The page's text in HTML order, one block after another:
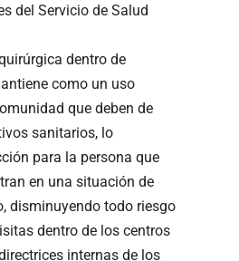
del Servicio de Salud
dentro de
como un uso
que deben de
sanitarios, lo
para la persona que
en una situación de
disminuyendo todo riesgo
dentro de los centros
internas de los